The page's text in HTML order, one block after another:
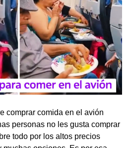
comprar comida en el avión
personas no les gusta comprar
todo por los altos precios